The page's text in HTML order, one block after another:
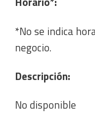
*No se indica
negocio.
Descripción:
No disponible